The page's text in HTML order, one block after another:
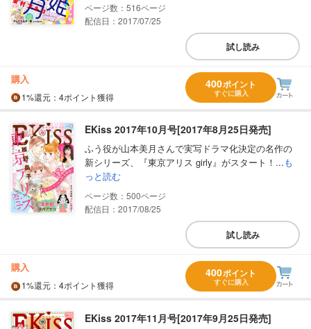
516
配信日：2017/07/25
試し読み
購入
1%還元 ：4ポイント獲得
400ポイント
すぐに購入
EKiss 2017年10月号[2017年8月25日発売]
ふう役が山本美月さんで実写ドラマ化決定の名作の
新シリーズ、『東京アリス girly』がスタート！...も
っと読む
500
配信日：2017/08/25
試し読み
購入
1%還元 ：4ポイント獲得
400ポイント
すぐに購入
EKiss 2017年11月号[2017年9月25日発売]